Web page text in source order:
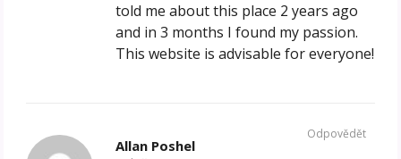
told me about this place 2 years ago
and in 3 months I found my passion.
This website is advisable for everyone!
Allan Poshel
Odpovědět